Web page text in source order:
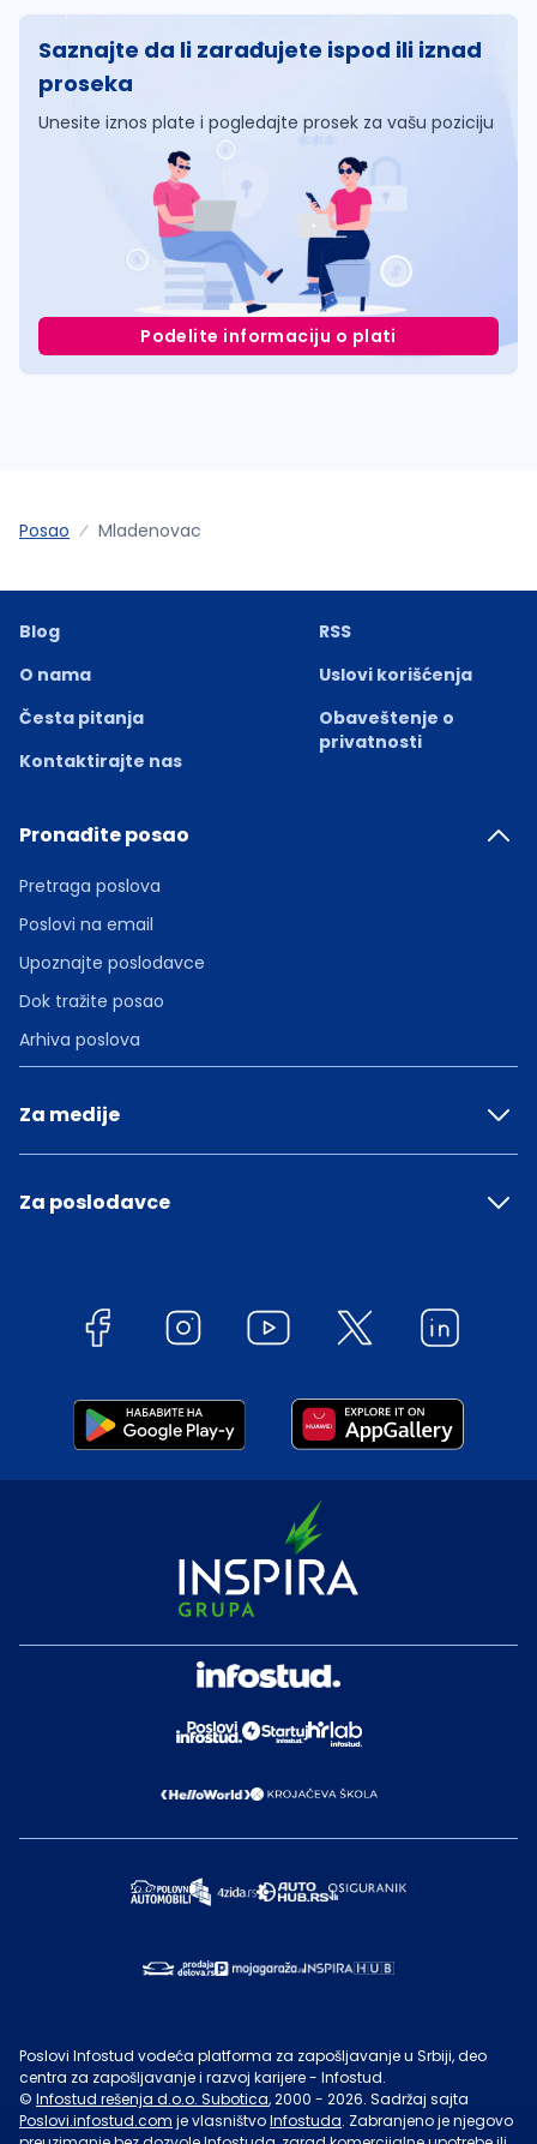
Saznajte da li zarađujete ispod ili iznad
proseka
Unesite iznos plate i pogledajte prosek za vašu poziciju
Podelite informaciju o plati
Posao Mladenovac
Blog
O nama
Česta pitanja
Kontaktirajte nas
RSS
Uslovi korišćenja
Obaveštenje o
privatnosti
Pronađite posao
Pretraga poslova
Poslovi na email
Upoznajte poslodavce
Dok tražite posao
Arhiva poslova
Za medije
Za poslodavce
Poslovi Infostud vodeća platforma za zapošljavanje u Srbiji, deo
centra za zapošljavanje i razvoj karijere - Infostud.
© Infostud rešenja d.o.o. Subotica, 2000 - 2026. Sadržaj sajta
Poslovi.infostud.com je vlasništvoInfostuda. Zabranjeno je njegovo